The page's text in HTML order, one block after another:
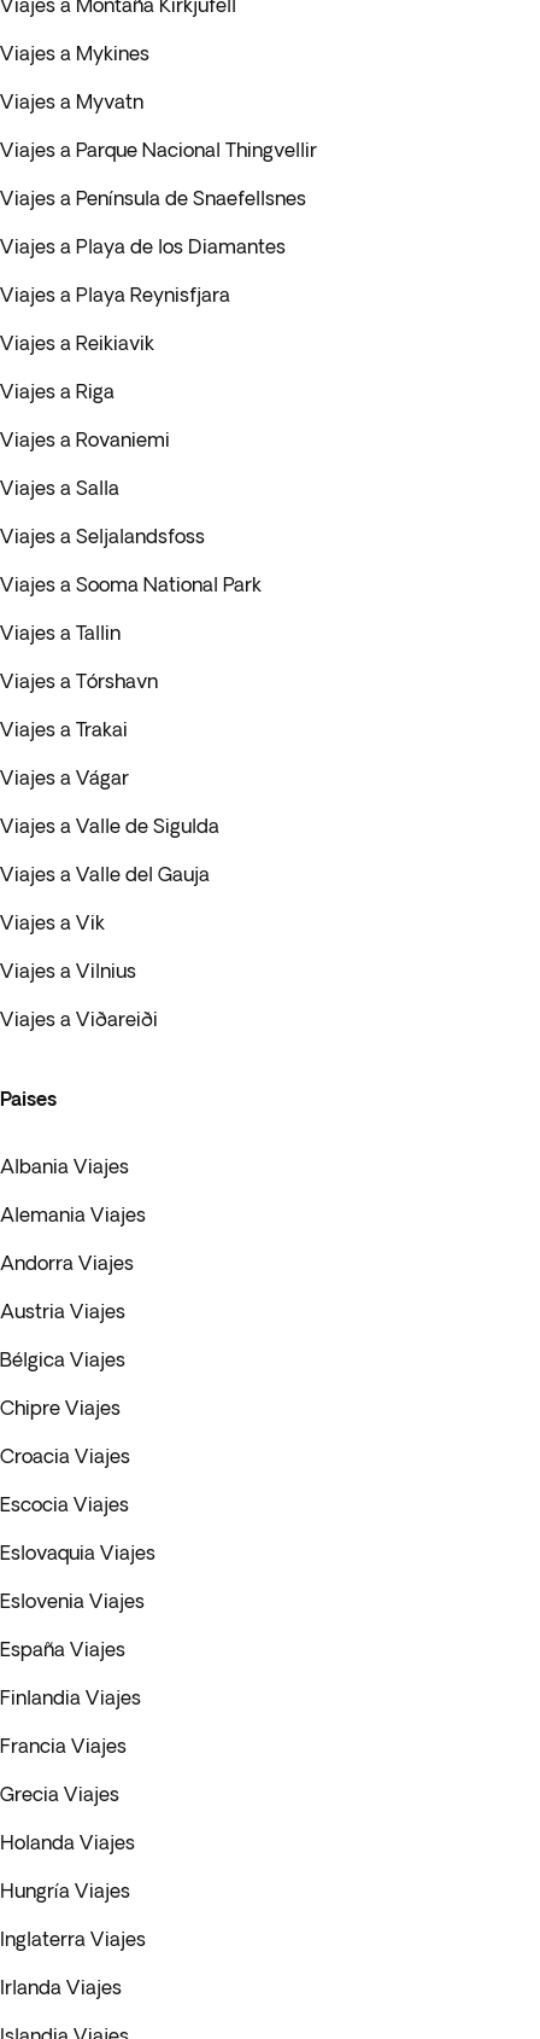
Viajes a Montaña Kirkjufell
Viajes a Mykines
Viajes a Myvatn
Viajes a Parque Nacional Thingvellir
Viajes a Península de Snaefellsnes
Viajes a Playa de los Diamantes
Viajes a Playa Reynisfjara
Viajes a Reikiavik
Viajes a Riga
Viajes a Rovaniemi
Viajes a Salla
Viajes a Seljalandsfoss
Viajes a Sooma National Park
Viajes a Tallin
Viajes a Tórshavn
Viajes a Trakai
Viajes a Vágar
Viajes a Valle de Sigulda
Viajes a Valle del Gauja
Viajes a Vik
Viajes a Vilnius
Viajes a Viðareiði
Paises
Albania Viajes
Alemania Viajes
Andorra Viajes
Austria Viajes
Bélgica Viajes
Chipre Viajes
Croacia Viajes
Escocia Viajes
Eslovaquia Viajes
Eslovenia Viajes
España Viajes
Finlandia Viajes
Francia Viajes
Grecia Viajes
Holanda Viajes
Hungría Viajes
Inglaterra Viajes
Irlanda Viajes